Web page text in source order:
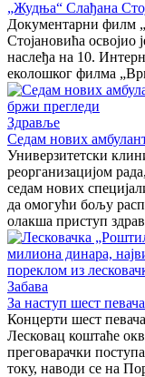
„Жудња“ Слађана
Документарни филм
Стојановића освојио
наслеђа на 10.
еколошког филма
Здравље
Седам нових
Универзитетски
реорганизацијом
седам нових
да омогући бољу
олакша приступ
Забава
За наступ шест
Концерти шест
Лесковац коштаће
преговарачки
току, наводи се на